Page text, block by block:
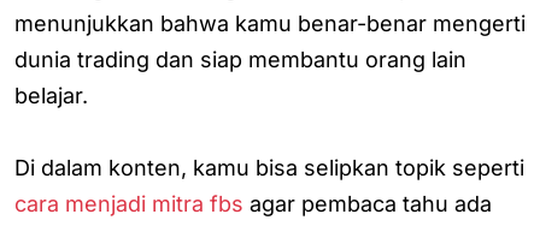
menunjukkan bahwa kamu benar-benar mengerti
dunia trading dan siap membantu orang lain
belajar.
Di dalam konten, kamu bisa selipkan topik seperti
cara menjadi mitra fbs agar pembaca tahu ada